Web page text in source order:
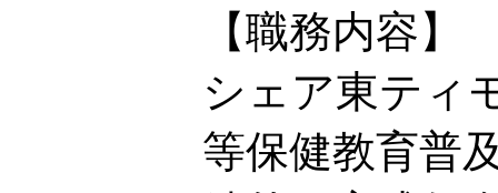
【職務内容】
シェア東ティ
等保健教育普